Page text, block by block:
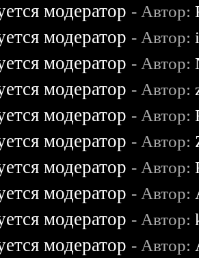
модератор - Автор:
модератор - Автор:
модератор - Автор:
модератор - Автор:
модератор - Автор:
модератор - Автор:
модератор - Автор:
модератор - Автор:
модератор - Автор:
модератор - Автор: